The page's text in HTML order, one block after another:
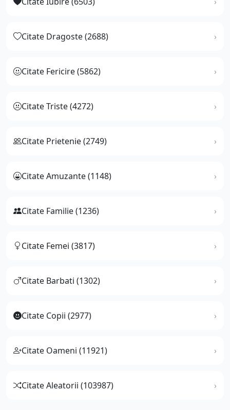
Citate Dragoste (2688)
Citate Fericire (5862)
Citate Triste (4272)
Citate Prietenie (2749)
Citate Amuzante (1148)
Citate Familie (1236)
Citate Femei (3817)
Citate Barbati (1302)
Citate Copii (2977)
Citate Oameni (11921)
Citate Aleatorii (103987)